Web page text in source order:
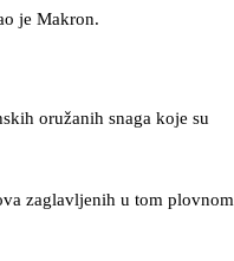
je Makron.
oružanih snaga koje su
zaglavljenih u tom plovnom